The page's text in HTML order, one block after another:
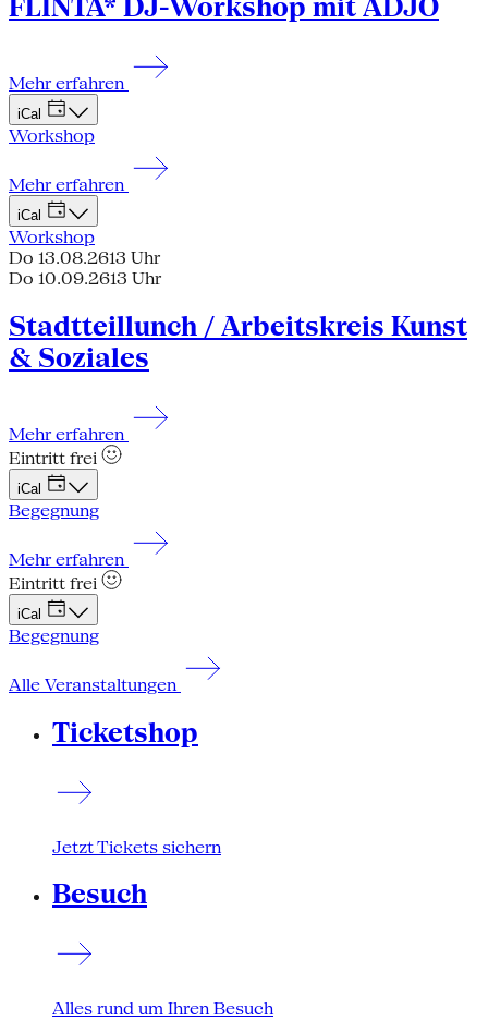
FLINTA* DJ-Workshop mit ADJO
Mehr erfahren
iCal
Workshop
Mehr erfahren
iCal
Workshop
Do 13.08.2613 Uhr
Do 10.09.2613 Uhr
Stadtteillunch / Arbeitskreis Kunst
& Soziales
Mehr erfahren
Eintritt frei
iCal
Begegnung
Mehr erfahren
Eintritt frei
iCal
Begegnung
Alle Veranstaltungen
Ticketshop
Jetzt Tickets sichern
Besuch
Alles rund um Ihren Besuch